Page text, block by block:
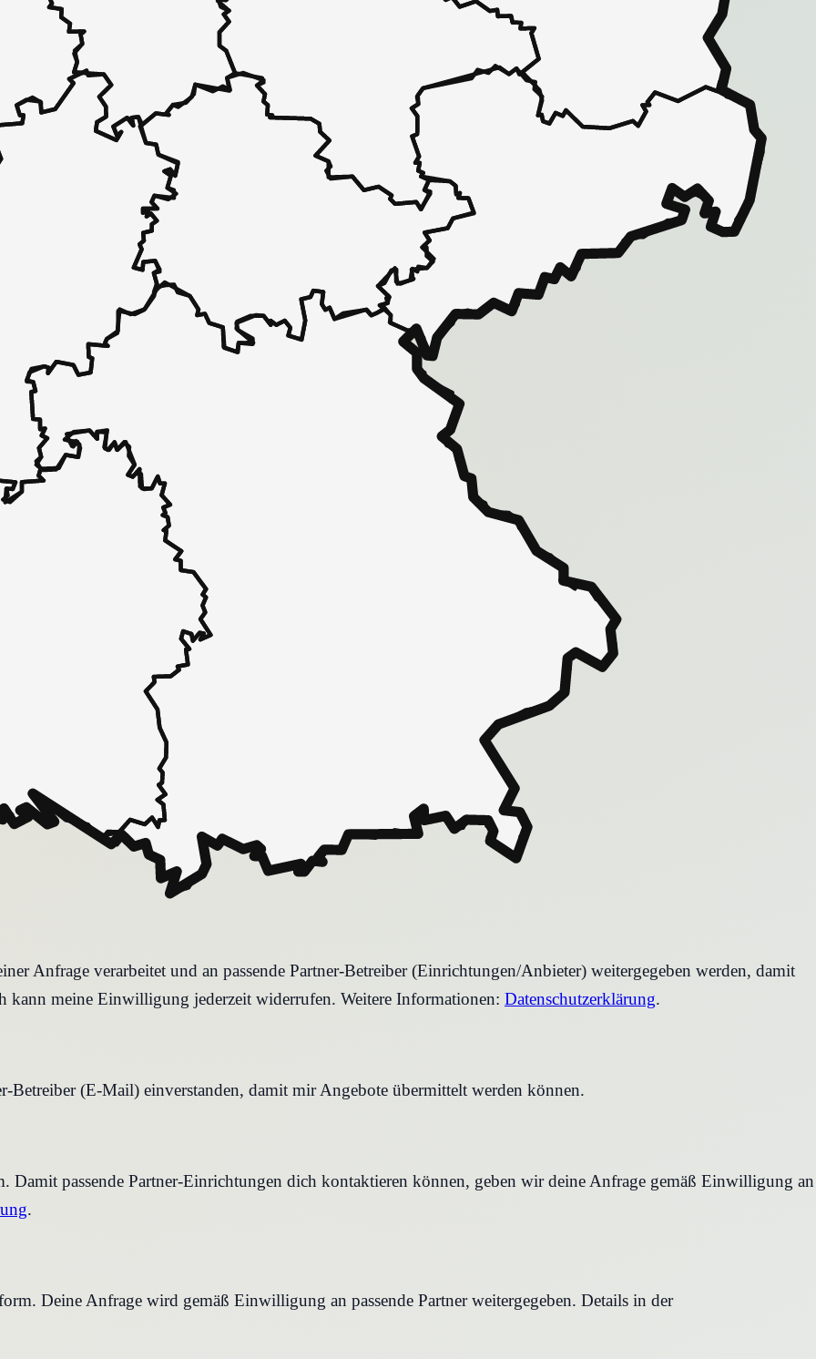
Anfrage verarbeitet und an passende Partner-Betreiber (Einrichtungen/Anbieter) weitergegeben werden, damit
kann meine Einwilligung jederzeit widerrufen. Weitere Informationen: Datenschutzerklärung.
Betreiber (E-Mail) einverstanden, damit mir Angebote übermittelt werden können.
passende Partner-Einrichtungen dich kontaktieren können, geben wir deine Anfrage gemäß Einwilligung an
.
Deine Anfrage wird gemäß Einwilligung an passende Partner weitergegeben. Details in der